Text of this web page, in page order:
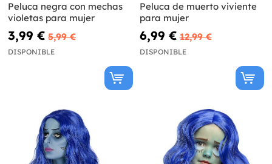
Peluca negra con mechas
violetas para mujer
3,99 € 5,99 €
DISPONIBLE
Peluca de muerto viviente
para mujer
6,99 € 12,99 €
DISPONIBLE